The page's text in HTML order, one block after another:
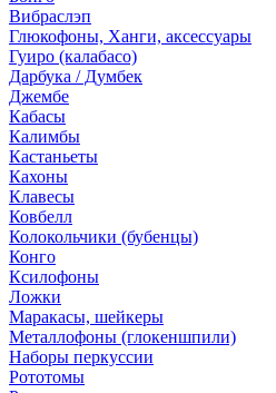
Вибраслэп
Глюкофоны, Ханги, аксессуары
Гуиро (калабасо)
Дарбука / Думбек
Джембе
Кабасы
Калимбы
Кастаньеты
Кахоны
Клавесы
Ковбелл
Колокольчики (бубенцы)
Конго
Ксилофоны
Ложки
Маракасы, шейкеры
Металлофоны (глокеншпили)
Наборы перкуссии
Рототомы